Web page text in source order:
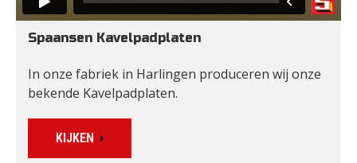
Spaansen Kavelpadplaten
In onze fabriek in Harlingen produceren wij onze
bekende Kavelpadplaten.
KIJKEN